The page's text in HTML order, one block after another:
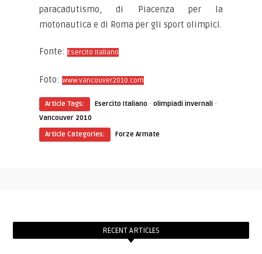
paracadutismo, di Piacenza per la
motonautica e di Roma per gli sport olimpici.
Fonte:Esercito Italiano
Foto:www.vancouver2010.com
Article Tags: Esercito Italiano ·olimpiadi invernali ·
Vancouver 2010
Article Categories:
Forze Armate
RECENT ARTICLES